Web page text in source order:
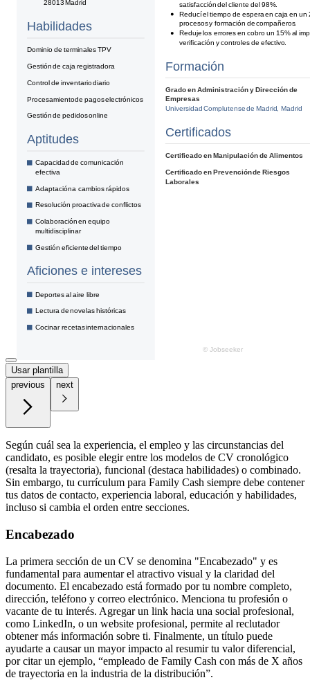
Usar plantilla
previous
next
Según cuál sea la experiencia, el empleo y las circunstancias del
candidato, es posible elegir entre los modelos de CV cronológico
(resalta la trayectoria), funcional (destaca habilidades) o combinado.
Sin embargo, tu currículum para Family Cash siempre debe contener
tus datos de contacto, experiencia laboral, educación y habilidades,
incluso si cambia el orden entre secciones.
Encabezado
La primera sección de un CV se denomina "Encabezado" y es
fundamental para aumentar el atractivo visual y la claridad del
documento. El encabezado está formado por tu nombre completo,
dirección, teléfono y correo electrónico. Menciona tu profesión o
vacante de tu interés. Agregar un link hacia una social profesional,
como LinkedIn, o un website profesional, permite al reclutador
obtener más información sobre ti. Finalmente, un título puede
ayudarte a causar un mayor impacto al resumir tu valor diferencial,
por citar un ejemplo, “empleado de Family Cash con más de X años
de trayectoria en la industria de la distribución”.